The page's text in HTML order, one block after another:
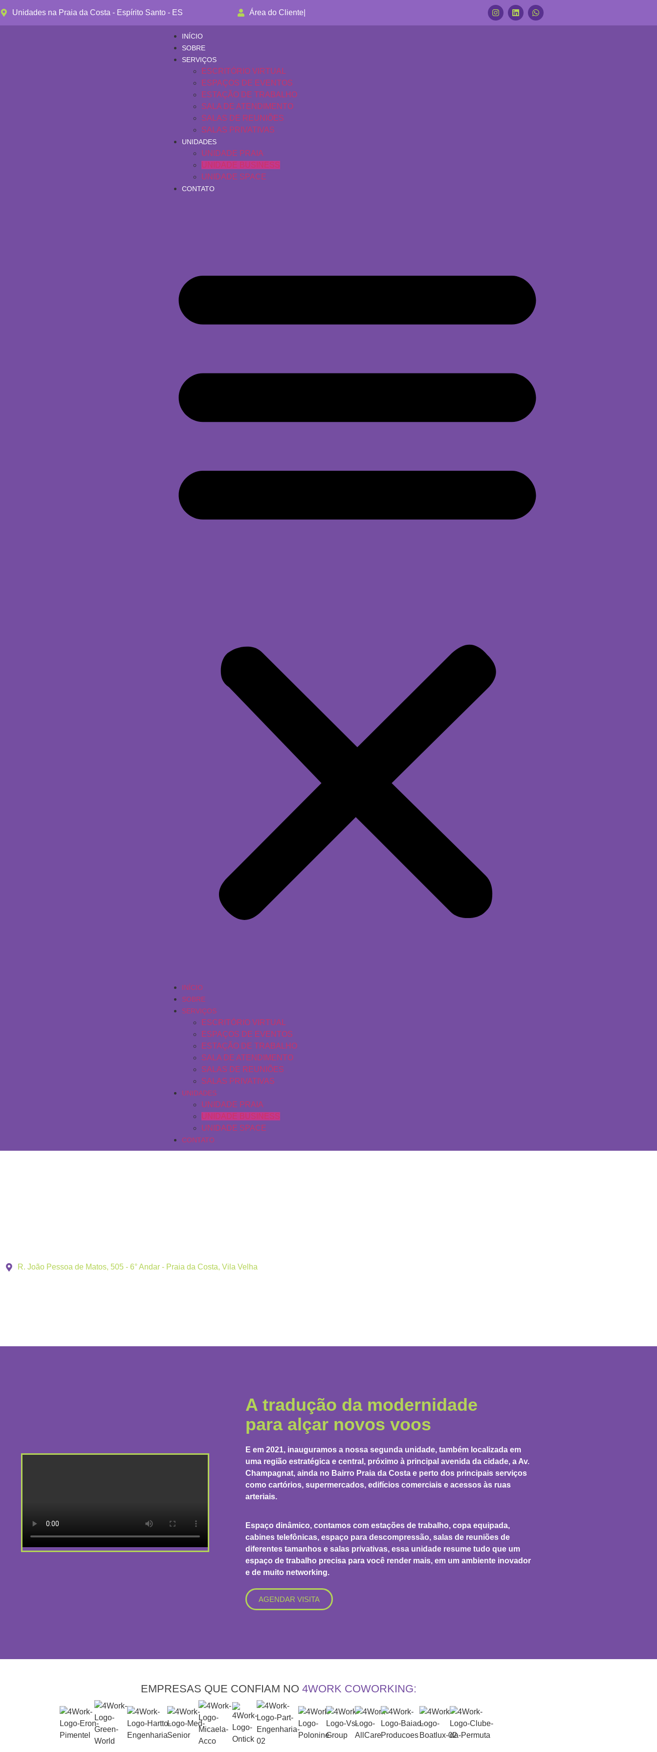
Unidades na Praia da Costa - Espírito Santo - ES Área do Cliente|
INÍCIO
SOBRE
SERVIÇOS
ESCRITÓRIO VIRTUAL
ESPAÇOS DE EVENTOS
ESTAÇÃO DE TRABALHO
SALA DE ATENDIMENTO
SALAS DE REUNIÕES
SALAS PRIVATIVAS
UNIDADES
UNIDADE PRAIA
UNIDADE BUSINESS
UNIDADE SPACE
CONTATO
INÍCIO
SOBRE
SERVIÇOS
ESCRITÓRIO VIRTUAL
ESPAÇOS DE EVENTOS
ESTAÇÃO DE TRABALHO
SALA DE ATENDIMENTO
SALAS DE REUNIÕES
SALAS PRIVATIVAS
UNIDADES
UNIDADE PRAIA
UNIDADE BUSINESS
UNIDADE SPACE
CONTATO
R. João Pessoa de Matos, 505 - 6° Andar - Praia da Costa, Vila Velha
A tradução da modernidade
para alçar novos voos
E em 2021, inauguramos a nossa segunda unidade, também localizada em
uma região estratégica e central, próximo à principal avenida da cidade, a Av.
Champagnat, ainda no Bairro Praia da Costa e perto dos principais serviços
como cartórios, supermercados, edifícios comerciais e acessos às ruas
arteriais.
Espaço dinâmico, contamos com estações de trabalho, copa equipada,
cabines telefônicas, espaço para descompressão, salas de reuniões de
diferentes tamanhos e salas privativas, essa unidade resume tudo que um
espaço de trabalho precisa para você render mais, em um ambiente inovador
e de muito networking.
AGENDAR VISITA
EMPRESAS QUE CONFIAM NO 4WORK COWORKING: